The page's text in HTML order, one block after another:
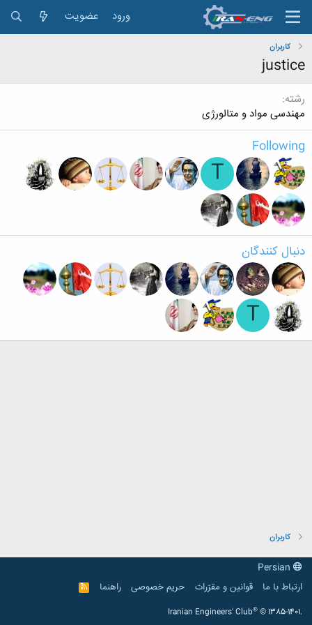
ورود عضویت
کاربران
justice
رشته
مهندسی مواد و متالورژی
Following
T
دنبال کنندگان
T
کاربران
ارتباط با ما
قوانین و مقرّرات حریم خصوصی راهنما
R
S
Iranian Engineers' Club® © 1385-1401.